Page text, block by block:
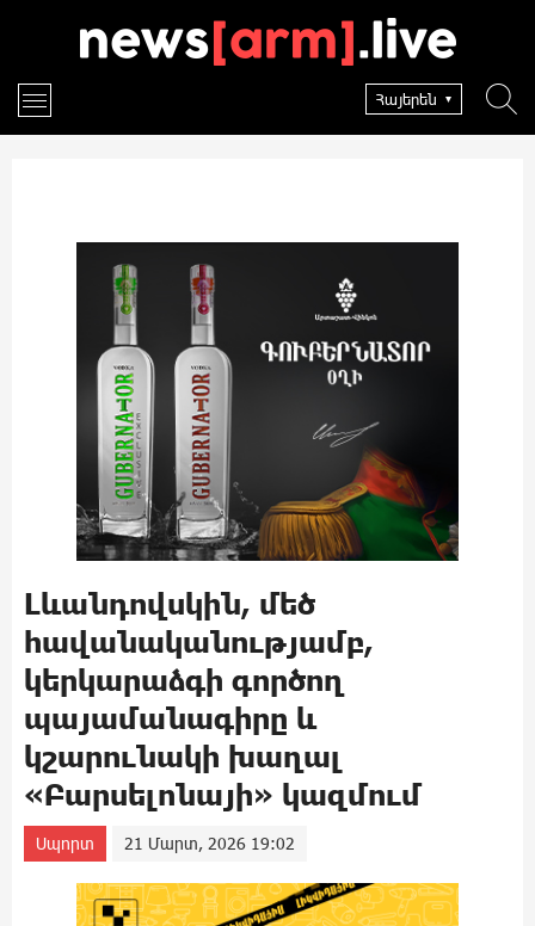
Հայերեն
Լևանդովսկին, մեծ
հավանականությամբ,
կերկարաձգի գործող
պայամանագիրը և
կշարունակի խաղալ
«Բարսելոնայի» կազմում
Սպորտ 21 Մարտ, 2026 19:02